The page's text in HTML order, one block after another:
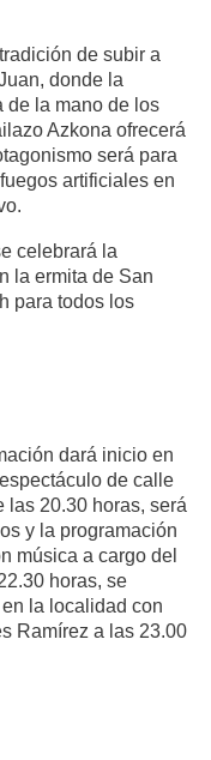
de subir a
donde la
de la mano de los
Azkona ofrecerá
será para
artificiales en
celebrará la
la ermita de San
para todos los
dará inicio en
de calle
las 20.30 horas, será
y la programación
música a cargo del
horas, se
la localidad con
Ramírez a las 23.00